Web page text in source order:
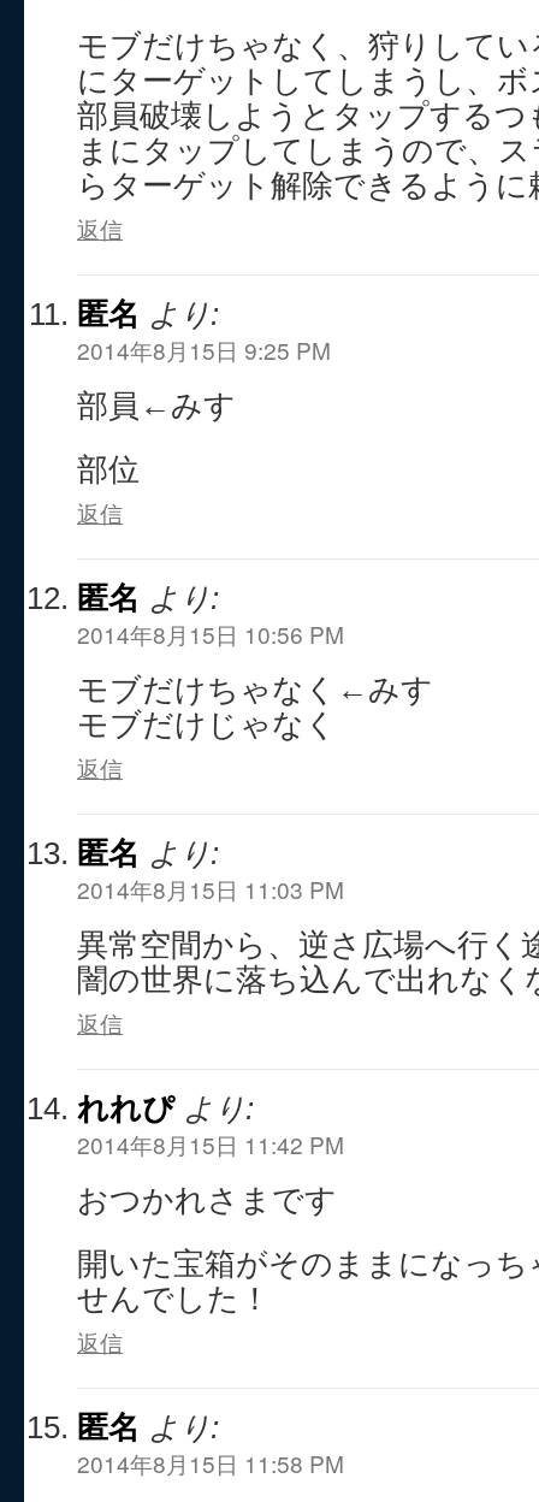
モブだけちゃなく、狩りして
にターゲットしてしまうし、
部員破壊しようとタップする
まにタップしてしまうので、
らターゲット解除できるように
返信
匿名 より:
2014年8月15日 9:25 PM
部員←みす
部位
返信
匿名 より:
2014年8月15日 10:56 PM
モブだけちゃなく←みす
モブだけじゃなく
返信
匿名 より:
2014年8月15日 11:03 PM
異常空間から、逆さ広場へ行く
闇の世界に落ち込んで出れなく
返信
れれぴ より:
2014年8月15日 11:42 PM
おつかれさまです
開いた宝箱がそのままになっ
せんでした！
返信
匿名 より:
2014年8月15日 11:58 PM